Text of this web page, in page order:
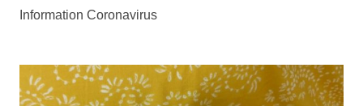
Information Coronavirus